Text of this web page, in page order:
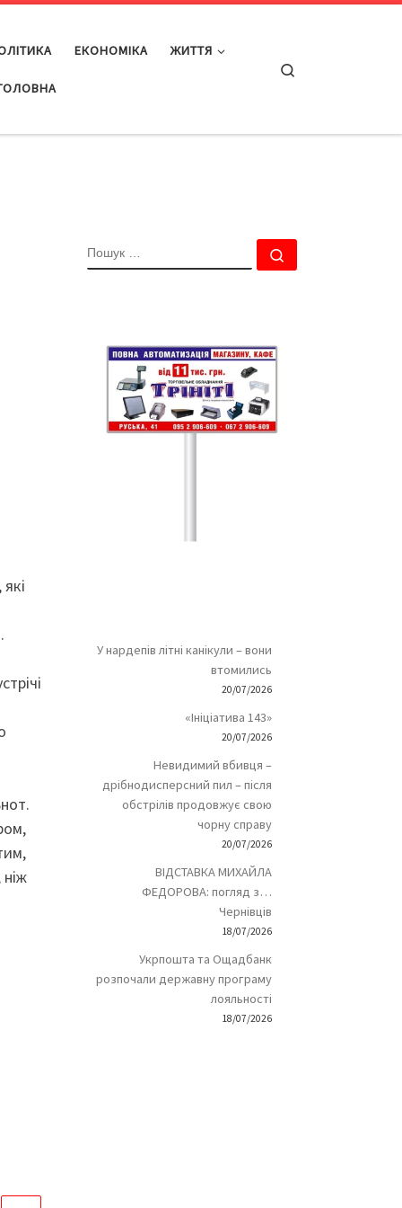
ЕКОНОМІКА ЖИТТЯ
ПОШУК
У нардепів літні канікули – вони
втомились
20/07/2026
«Ініціатива 143»
20/07/2026
Невидимий вбивця –
дрібнодисперсний пил – після
обстрілів продовжує свою
чорну справу
20/07/2026
ВІДСТАВКА МИХАЙЛА
ФЕДОРОВА: погляд з…
Чернівців
18/07/2026
Укрпошта та Ощадбанк
розпочали державну програму
лояльності
18/07/2026